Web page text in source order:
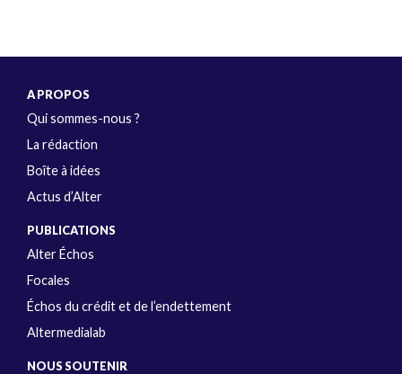
A PROPOS
Qui sommes-nous ?
La rédaction
Boîte à idées
Actus d’Alter
PUBLICATIONS
Alter Échos
Focales
Échos du crédit et de l’endettement
Altermedialab
NOUS SOUTENIR